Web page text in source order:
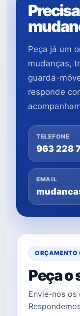
Peça já um
mudanças,
guarda-
responde
TELEFONE
963 228
EMAIL
ORÇAMENTO
Peça o
Envie-nos os